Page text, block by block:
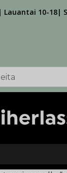
Lauantai 10-18|